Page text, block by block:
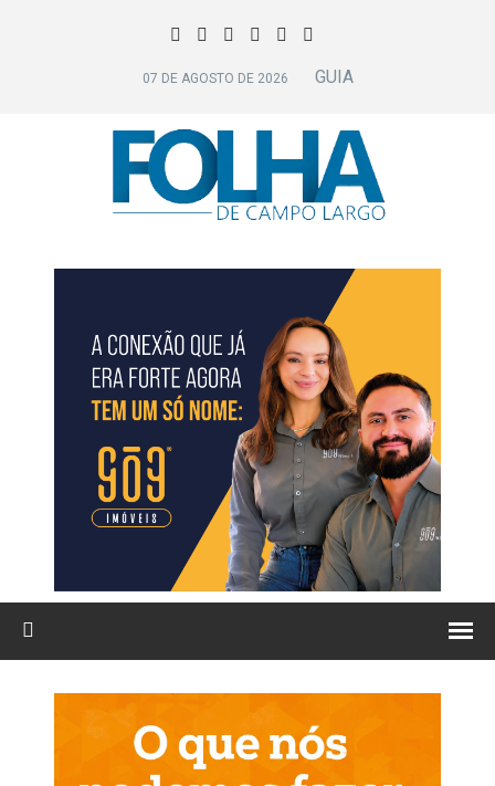
07 DE AGOSTO DE 2026 GUIA